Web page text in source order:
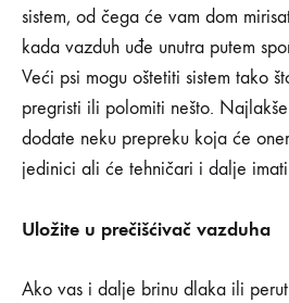
sistem, od čega će vam dom
kada vazduh uđe unutra putem
Veći psi mogu oštetiti sistem tako
pregristi ili polomiti nešto.
dodate neku prepreku koja će
jedinici ali će tehničari i dalje
Uložite u prečišćivač vazduha
Ako vas i dalje brinu dlaka ili